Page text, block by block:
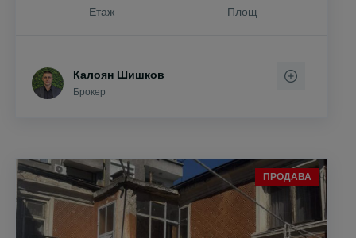
Етаж
Площ
Калоян Шишков
Брокер
ПРОДАВА